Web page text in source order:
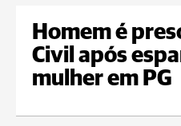
Homem é
Civil após
mulher em PG